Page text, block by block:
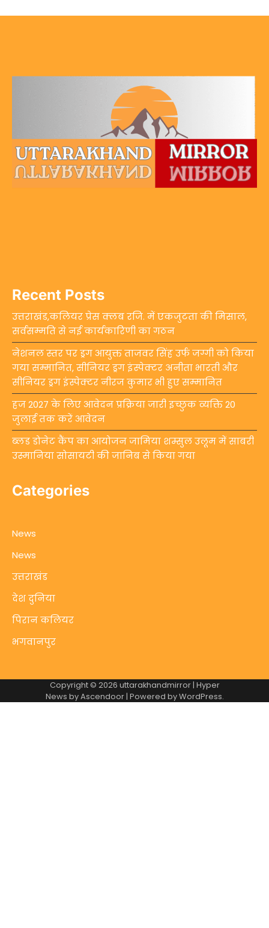
Recent Posts
उत्तराखंड,कलियर प्रेस क्लब रजि. में एकजुटता की मिसाल,
सर्वसम्मति से नई कार्यकारिणी का गठन
नेशनल स्तर पर ड्रग आयुक्त ताजवर सिंह उर्फ जग्गी को किया
गया सम्मानित, सीनियर ड्रग इंस्पेक्टर अनीता भारती और
सीनियर ड्रग इंस्पेक्टर नीरज कुमार भी हुए सम्मानित
हज 2027 के लिए आवेदन प्रक्रिया जारी इच्छुक व्यक्ति 20
जुलाई तक करें आवेदन
ब्लड डोनेट कैंप का आयोजन जामिया शम्सुल उलूम में साबरी
उस्मानिया सोसायटी की जानिब से किया गया
Categories
News
News
उत्तराखंड
देश दुनिया
पिरान कलियर
भगवानपुर
Copyright © 2026 uttarakhandmirror| Hyper
News byAscendoor| Powered byWordPress.